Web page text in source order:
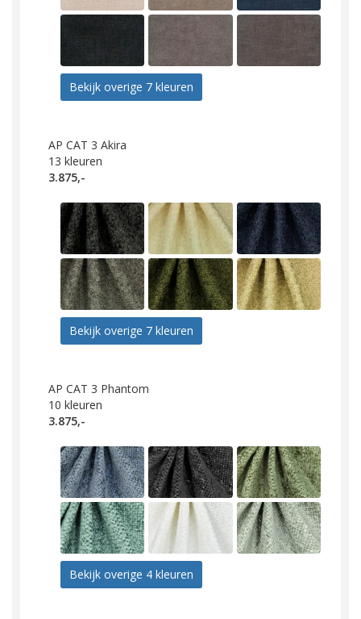
Bekijk overige 7 kleuren
AP CAT 3 Akira
13 kleuren
3.875,-
Bekijk overige 7 kleuren
AP CAT 3 Phantom
10 kleuren
3.875,-
Bekijk overige 4 kleuren